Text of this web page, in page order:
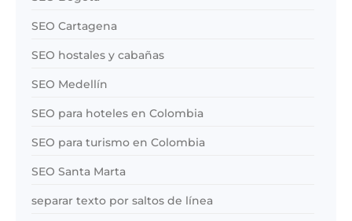
SEO Cartagena
SEO hostales y cabañas
SEO Medellín
SEO para hoteles en Colombia
SEO para turismo en Colombia
SEO Santa Marta
separar texto por saltos de línea